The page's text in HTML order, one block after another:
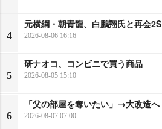
4
元横綱・朝青龍、白鵬翔氏と再会2S
2026-08-06 16:16
5
研ナオコ、コンビニで買う商品
2026-08-05 15:10
6
「父の部屋を奪いたい」→大改造へ
2026-08-07 07:00